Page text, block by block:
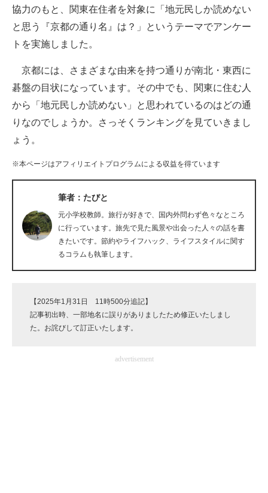
ITの今と未来を見通す
スマホと通信の最新トレンド
ビジネスと働き方のヒント
マーケ×ITの今がよく分かる
ITエンジニア向け専門サイト
製造業のIT導入・活用を支援
エレクトロニクス専門サイト
協力のもと、関東在住者を対象に「地元民しか読めない
と思う『京都の通り名』は？」というテーマでアンケー
トを実施しました。
京都には、さまざまな由来を持つ通りが南北・東西に
碁盤の目状になっています。その中でも、関東に住む人
から「地元民しか読めない」と思われているのはどの通
りなのでしょうか。さっそくランキングを見ていきまし
ょう。
※本ページはアフィリエイトプログラムによる収益を得ています
筆者：たびと
元小学校教師。旅行が好きで、国内外問わず色々なところ
に行っています。旅先で見た風景や出会った人々の話を書
きたいです。節約やライフハック、ライフスタイルに関す
るコラムも執筆します。
【2025年1月31日 11時500分追記】
記事初出時、一部地名に誤りがありましたため修正いたしまし
た。お詫びして訂正いたします。
advertisement